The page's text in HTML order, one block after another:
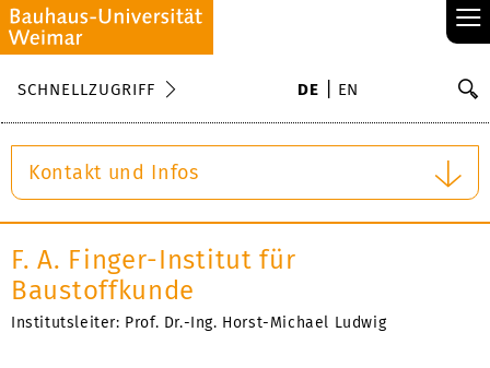
≡
SCHNELLZUGRIFF DE EN
Kontakt und Infos
F. A. Finger-Institut für
Baustoffkunde
Institutsleiter: Prof. Dr.-Ing. Horst-Michael Ludwig